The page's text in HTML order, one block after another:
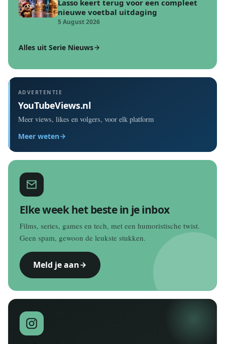
Lasso keert terug voor een compleet
nieuwe voetbal uitdaging
5 August 2026
Alles uit Serie Nieuws
ADVERTENTIE
YouTubeViews.nl
Meer views, likes en volgers, voor elk platform
Meer weten
Elke week het beste in je inbox
Films, series, games en tech, met een humoristische twist.
Geen spam, gewoon de leukste stukken.
Meld je aan